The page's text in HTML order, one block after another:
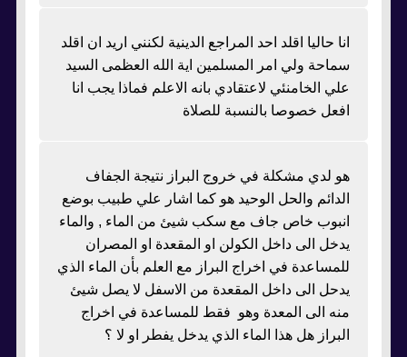
انا حاليا اقلد احد المراجع الدينية لكنني اريد ان اقلد
سماحة ولي امر المسلمين اية الله العظمى السيد
علي الخامنئي لاعتقادي بانه الاعلم فماذا يجب انا
افعل خصوصا بالنسبة للصلاة
هو لدي مشكلة في خروج البراز نتيجة الجفاف
الدائم والحل الوحيد هو كما اشار علي طبيب بوضع
انبوب خاص جاف مع سكب شيئ من الماء , والماء
يدخل الى داخل الكولن او المقعدة او المصران
للمساعدة في اخراج البراز مع العلم بأن الماء الذي
يدحل الى داخل المقعدة من الاسفل لا يصل شيئ
منه الى المعدة وهو فقط للمساعدة في اخراج
البراز هل هذا الماء الذي يدخل يفطر او لا ؟